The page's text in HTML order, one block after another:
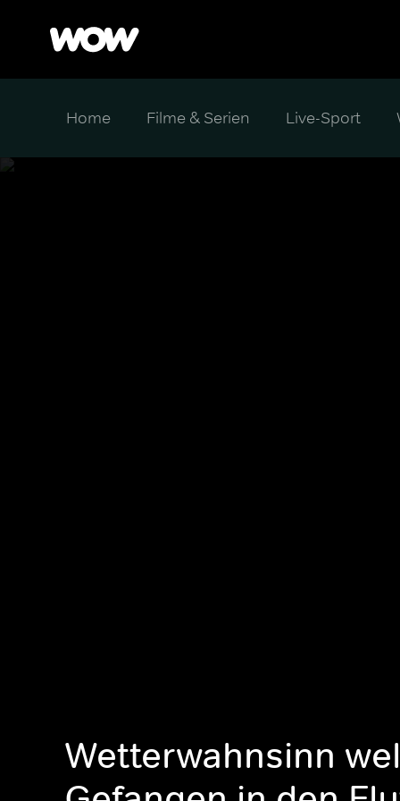
Home Filme & Serien Live-Sport
Wetterwahnsinn